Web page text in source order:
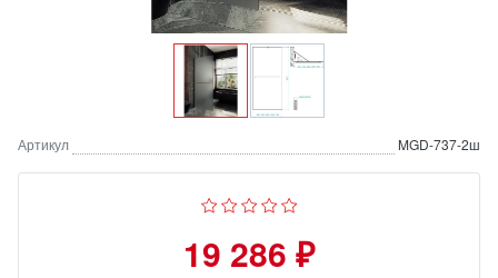
Артикул MGD-737-2ш
19 286 ₽